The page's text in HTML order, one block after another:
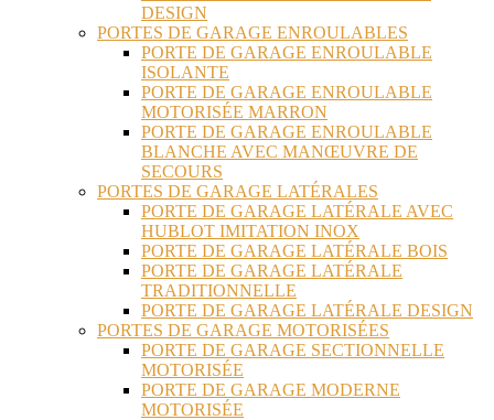
DESIGN
PORTES DE GARAGE ENROULABLES
PORTE DE GARAGE ENROULABLE
ISOLANTE
PORTE DE GARAGE ENROULABLE
MOTORISÉE MARRON
PORTE DE GARAGE ENROULABLE
BLANCHE AVEC MANŒUVRE DE
SECOURS
PORTES DE GARAGE LATÉRALES
PORTE DE GARAGE LATÉRALE AVEC
HUBLOT IMITATION INOX
PORTE DE GARAGE LATÉRALE BOIS
PORTE DE GARAGE LATÉRALE
TRADITIONNELLE
PORTE DE GARAGE LATÉRALE DESIGN
PORTES DE GARAGE MOTORISÉES
PORTE DE GARAGE SECTIONNELLE
MOTORISÉE
PORTE DE GARAGE MODERNE
MOTORISÉE